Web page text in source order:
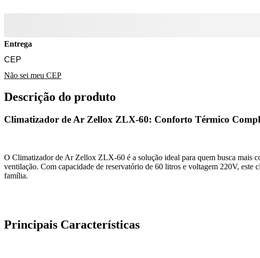
Entrega
Não sei meu CEP
Descrição do produto
Climatizador de Ar Zellox ZLX-60: Conforto Térmico
O Climatizador de Ar Zellox ZLX-60 é a solução ideal para quem busca mais
ventilação. Com capacidade de reservatório de 60 litros e voltagem 220V, este
família.
Principais Características